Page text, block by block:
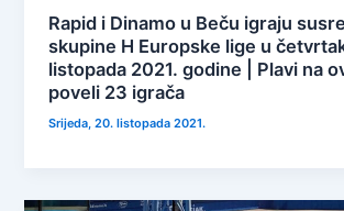
Rapid i Dinamo u Beču igraju
skupine H Europske lige u
listopada 2021. godine | Plavi na
poveli 23 igrača
Srijeda, 20. listopada 2021.